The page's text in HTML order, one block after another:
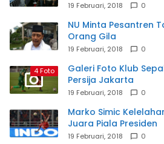
19 Februari, 2018 0
NU Minta Pesantren
Orang Gila
19 Februari, 2018 0
4 Foto
Galeri Foto Klub
Persija Jakarta
19 Februari, 2018 0
Marko Simic
Juara Piala Presiden
19 Februari, 2018 0